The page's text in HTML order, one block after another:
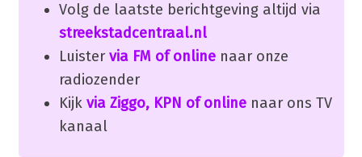
Volg de laatste berichtgeving altijd via
streekstadcentraal.nl
Luister via FM of onlinenaar onze
radiozender
Kijk via Ziggo, KPN of onlinenaar ons TV
kanaal